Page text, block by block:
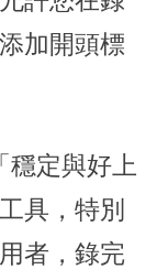
加開頭標
穩定與好上
具，特別
者，錄完